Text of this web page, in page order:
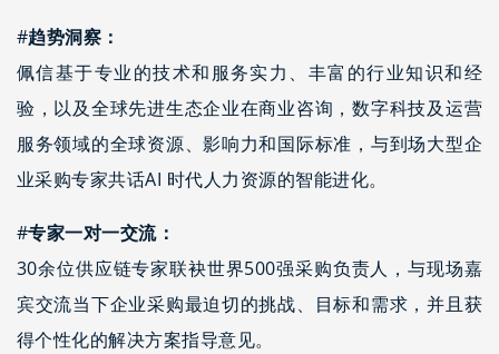
#趋势洞察：
佩信基于专业的技术和服务实力、丰富的行业知识和经
验，以及全球先进生态企业在商业咨询，数字科技及运营
服务领域的全球资源、影响力和国际标准，与到场大型企
业采购专家共话AI 时代人力资源的智能进化。
#专家一对一交流：
30余位供应链专家联袂世界500强采购负责人，与现场嘉
宾交流当下企业采购最迫切的挑战、目标和需求，并且获
得个性化的解决方案指导意见。